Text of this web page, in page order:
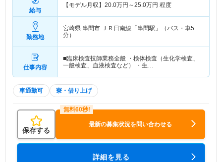
給与
【モデル月収】 20.0万円～25.0万円 程度
勤務地
宮崎県 串間市 ＪＲ日南線「串間駅」（バス・車5
分）
仕事内容
■臨床検査技師業務全般 ・検体検査（生化学検査、
一般検査、血液検査など） ・生…
車通勤可 寮・借り上げ
保存する
最新の募集状況を問い合わせる
詳細を見る